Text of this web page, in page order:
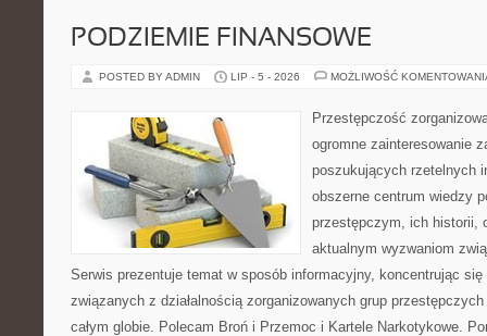
PODZIEMIE FINANSOWE
POSTED BY ADMIN LIP - 5 - 2026 MOŻLIWOŚĆ
Przestępczość
ogromne zainteresowanie
poszukujących rzetelnych
obszerne centrum wiedzy
przestępczym, ich historii,
aktualnym wyzwaniom
Serwis prezentuje temat w sposób informacyjny, koncentrując
związanych z działalnością zorganizowanych grup
całym globie. Polecam Broń i Przemoc i Kartele Narkotykowe.